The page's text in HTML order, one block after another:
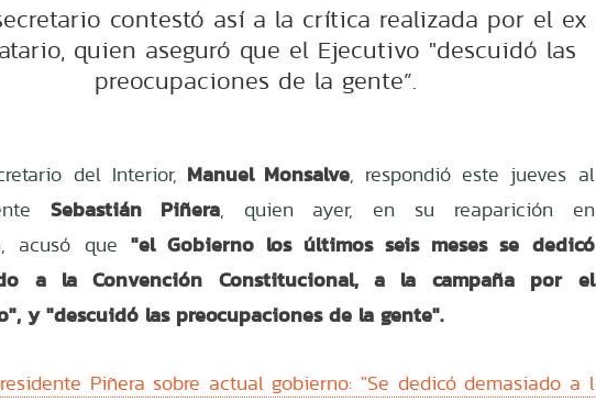
contestó así a la crítica realizada por el ex
quien aseguró que el Ejecutivo "descuidó las
preocupaciones de la gente”.
del Interior, Manuel Monsalve, respondió este jueves al
Sebastián Piñera, quien ayer, en su reaparición en
, acusó que "el Gobierno los últimos seis meses se dedicó
a la Convención Constitucional, a la campaña por el
y "descuidó las preocupaciones de la gente".
Piñera sobre actual gobierno: "Se dedicó demasiado a l